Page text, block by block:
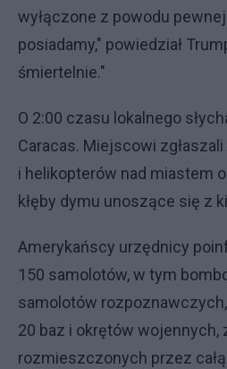
wyłączone z powodu
posiadamy," powiedział
śmiertelnie."
O 2:00 czasu lokalnego
Caracas. Miejscowi
i helikopterów nad miastem
kłęby dymu unoszące się z
Amerykańscy urzędnicy
150 samolotów, w tym
samolotów
20 baz i okrętów wojennych,
rozmieszczonych przez